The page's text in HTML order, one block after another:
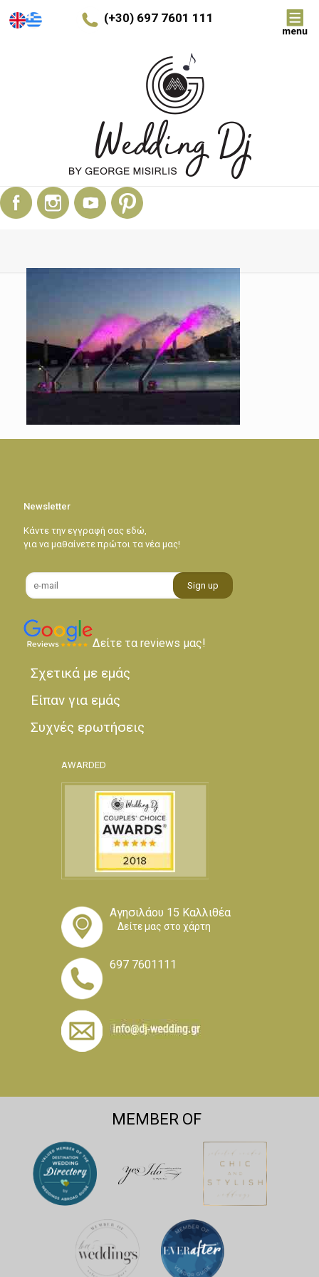
(+30) 697 7601 111
Newsletter
Κάντε την εγγραφή σας εδώ,
για να μαθαίνετε πρώτοι τα νέα μας!
Δείτε τα reviews μας!
Σχετικά με εμάς
Είπαν για εμάς
Συχνές ερωτήσεις
AWARDED
Αγησιλάου 15 Καλλιθέα
Δείτε μας στο χάρτη
697 7601111
MEMBER OF